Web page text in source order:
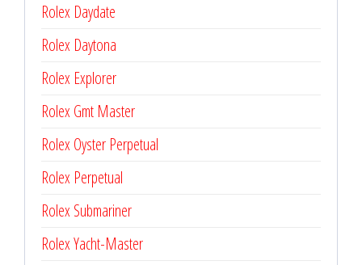
Rolex Daydate
Rolex Daytona
Rolex Explorer
Rolex Gmt Master
Rolex Oyster Perpetual
Rolex Perpetual
Rolex Submariner
Rolex Yacht-Master